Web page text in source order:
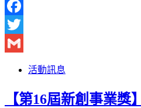
Facebook
Twitter
活動訊息
【第16屆新創事業